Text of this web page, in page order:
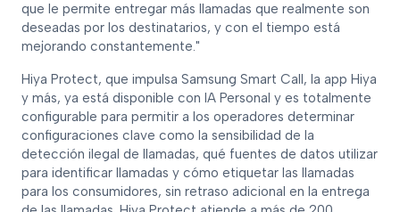
que le permite entregar más llamadas que realmente son
deseadas por los destinatarios, y con el tiempo está
mejorando constantemente."
Hiya Protect, que impulsa Samsung Smart Call, la app Hiya
y más, ya está disponible con IA Personal y es totalmente
configurable para permitir a los operadores determinar
configuraciones clave como la sensibilidad de la
detección ilegal de llamadas, qué fuentes de datos utilizar
para identificar llamadas y cómo etiquetar las llamadas
para los consumidores, sin retraso adicional en la entrega